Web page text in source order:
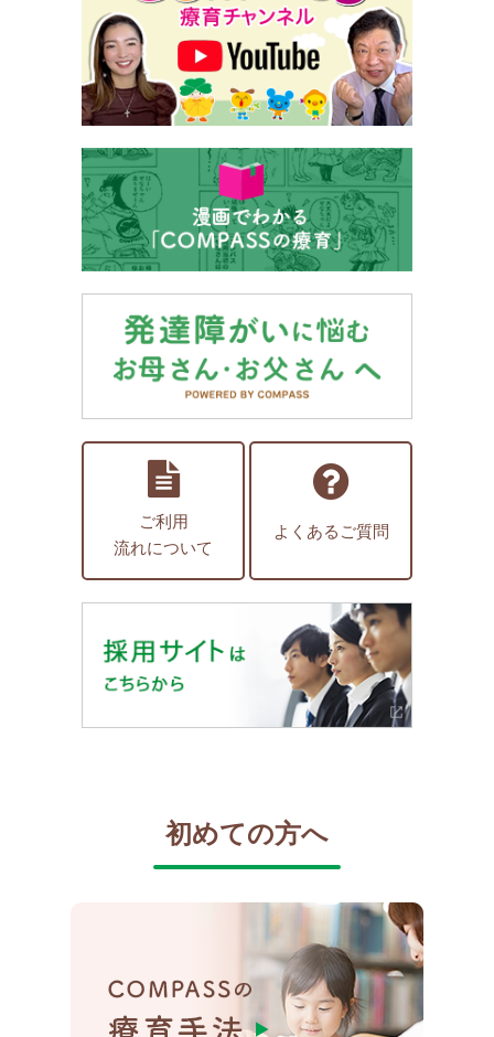
ご利用
流れについて
よくあるご質問
初めての方へ